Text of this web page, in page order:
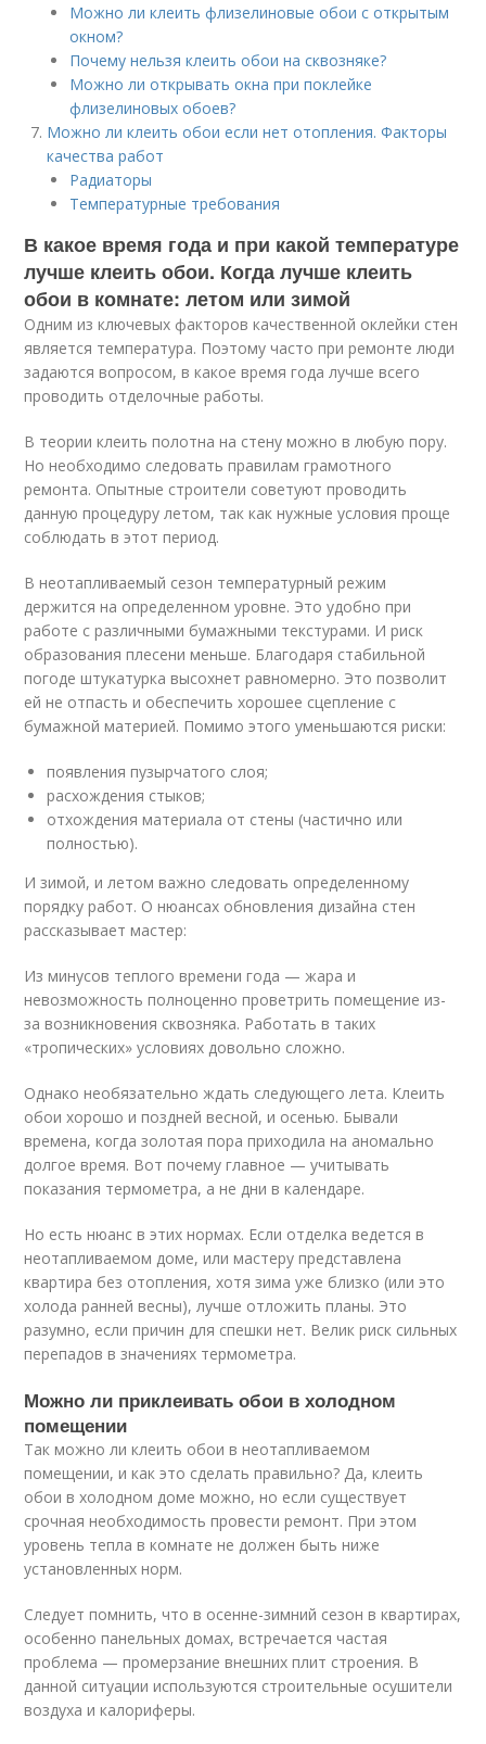
Можно ли клеить флизелиновые обои с открытым
окном?
Почему нельзя клеить обои на сквозняке?
Можно ли открывать окна при поклейке
флизелиновых обоев?
Можно ли клеить обои если нет отопления. Факторы
качества работ
Радиаторы
Температурные требования
В какое время года и при какой температуре
лучше клеить обои. Когда лучше клеить
обои в комнате: летом или зимой
Одним из ключевых факторов качественной оклейки стен
является температура. Поэтому часто при ремонте люди
задаются вопросом, в какое время года лучше всего
проводить отделочные работы.
В теории клеить полотна на стену можно в любую пору.
Но необходимо следовать правилам грамотного
ремонта. Опытные строители советуют проводить
данную процедуру летом, так как нужные условия проще
соблюдать в этот период.
В неотапливаемый сезон температурный режим
держится на определенном уровне. Это удобно при
работе с различными бумажными текстурами. И риск
образования плесени меньше. Благодаря стабильной
погоде штукатурка высохнет равномерно. Это позволит
ей не отпасть и обеспечить хорошее сцепление с
бумажной материей. Помимо этого уменьшаются риски:
появления пузырчатого слоя;
расхождения стыков;
отхождения материала от стены (частично или
полностью).
И зимой, и летом важно следовать определенному
порядку работ. О нюансах обновления дизайна стен
рассказывает мастер:
Из минусов теплого времени года — жара и
невозможность полноценно проветрить помещение из-
за возникновения сквозняка. Работать в таких
«тропических» условиях довольно сложно.
Однако необязательно ждать следующего лета. Клеить
обои хорошо и поздней весной, и осенью. Бывали
времена, когда золотая пора приходила на аномально
долгое время. Вот почему главное — учитывать
показания термометра, а не дни в календаре.
Но есть нюанс в этих нормах. Если отделка ведется в
неотапливаемом доме, или мастеру представлена
квартира без отопления, хотя зима уже близко (или это
холода ранней весны), лучше отложить планы. Это
разумно, если причин для спешки нет. Велик риск сильных
перепадов в значениях термометра.
Можно ли приклеивать обои в холодном
помещении
Так можно ли клеить обои в неотапливаемом
помещении, и как это сделать правильно? Да, клеить
обои в холодном доме можно, но если существует
срочная необходимость провести ремонт. При этом
уровень тепла в комнате не должен быть ниже
установленных норм.
Следует помнить, что в осенне-зимний сезон в квартирах,
особенно панельных домах, встречается частая
проблема — промерзание внешних плит строения. В
данной ситуации используются строительные осушители
воздуха и калориферы.